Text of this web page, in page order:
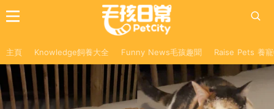
主頁 Knowledge飼養大全 Funny News毛孩趣聞 Raise Pets 養